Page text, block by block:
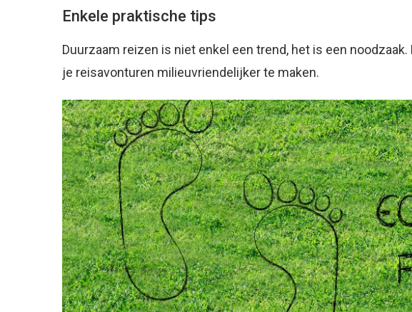
Enkele praktische tips
Duurzaam reizen is niet enkel een trend, het is een
je reisavonturen milieuvriendelijker te maken.